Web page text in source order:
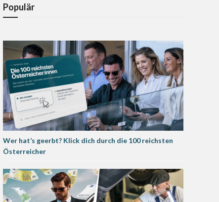
Populär
Wer hat’s geerbt? Klick dich durch die 100 reichsten
Österreicher